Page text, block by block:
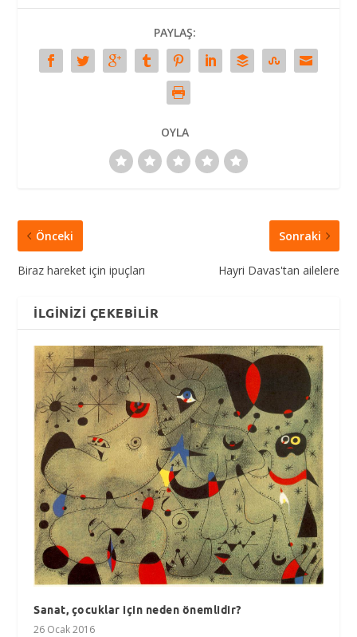
PAYLAŞ:
OYLA
Önceki
Biraz hareket için ipuçları
Sonraki
Hayri Davas'tan ailelere
İLGINIZI ÇEKEBILIR
Sanat, çocuklar için neden önemlidir?
26 Ocak 2016